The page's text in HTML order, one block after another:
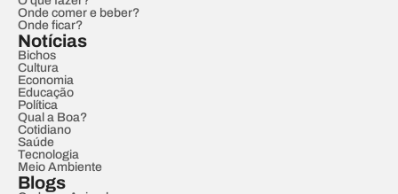
Onde comer e beber?
Onde ficar?
Notícias
Bichos
Cultura
Economia
Educação
Política
Qual a Boa?
Cotidiano
Saúde
Tecnologia
Meio Ambiente
Blogs